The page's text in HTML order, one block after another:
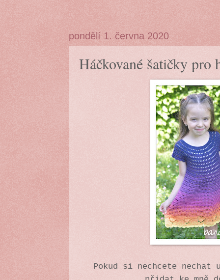
pondělí 1. června 2020
Háčkované šatičky pro
Pokud si nechcete